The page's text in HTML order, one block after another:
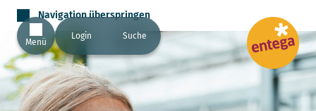
Navigation überspringen
Menü
Login Suche